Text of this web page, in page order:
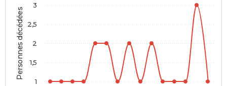
Personnes décédées
1
1,5
2
2,5
3